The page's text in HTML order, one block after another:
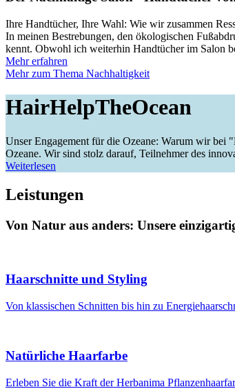
Ihre Handtücher, Ihre Wahl: Wie wir zusammen
In meinen Bestrebungen, den ökologischen
kennt. Obwohl ich weiterhin Handtücher im Salon
Mehr erfahren
Mehr zum Thema Nachhaltigkeit
HairHelpTheOcean
Unser Engagement für die Ozeane: Warum wir bei
Ozeane. Wir sind stolz darauf, Teilnehmer des
Weiterlesen
Leistungen
Von Natur aus anders: Unsere
Haarschnitte und Styling
Von klassischen Schnitten bis hin zu
Natürliche Haarfarbe
Erleben Sie die Kraft der Herbanima